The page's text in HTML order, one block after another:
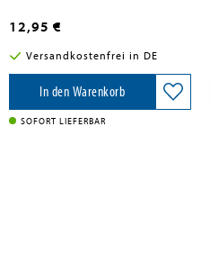
12,95 €
Versandkostenfrei in DE
In den Warenkorb
SOFORT LIEFERBAR